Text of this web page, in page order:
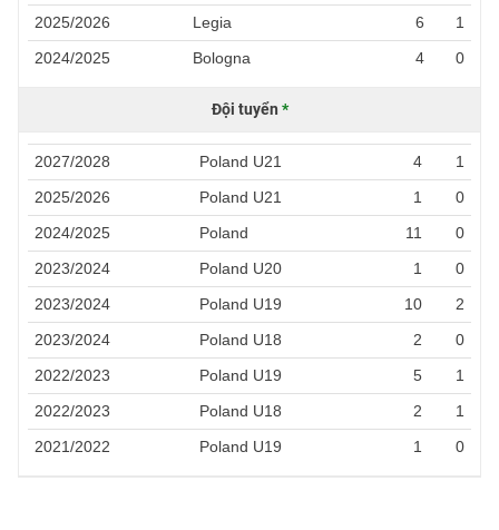
2025/2026
Legia 6
1
2024/2025
Bologna 4 0
Đội tuyển *
2027/2028 Poland U21 4
1
2025/2026
Poland U21 1
0
2024/2025
Poland 11
0
2023/2024
Poland U20 1
0
2023/2024
Poland U19 10
2
2023/2024
Poland U18 2
0
2022/2023
Poland U19 5
1
2022/2023
Poland U18 2
1
2021/2022
Poland U19 1 0